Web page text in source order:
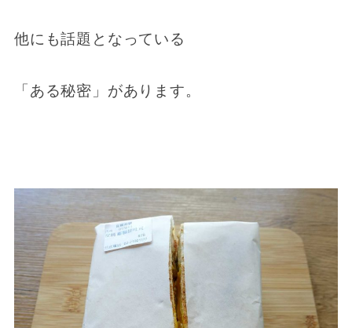
他にも話題となっている
「ある秘密」があります。